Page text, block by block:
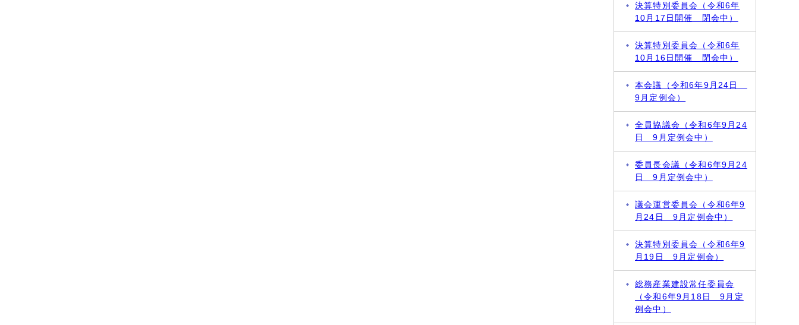
決算特別委員会（令和6年
10月17日開催 閉会中）
決算特別委員会（令和6年
10月16日開催 閉会中）
本会議（令和6年9月24日
9月定例会）
全員協議会（令和6年9月24
日 9月定例会中）
委員長会議（令和6年9月24
日 9月定例会中）
議会運営委員会（令和6年9
月24日 9月定例会中）
決算特別委員会（令和6年9
月19日 9月定例会）
総務産業建設常任委員会
（令和6年9月18日 9月定
例会中）